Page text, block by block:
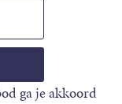
ga je akkoord